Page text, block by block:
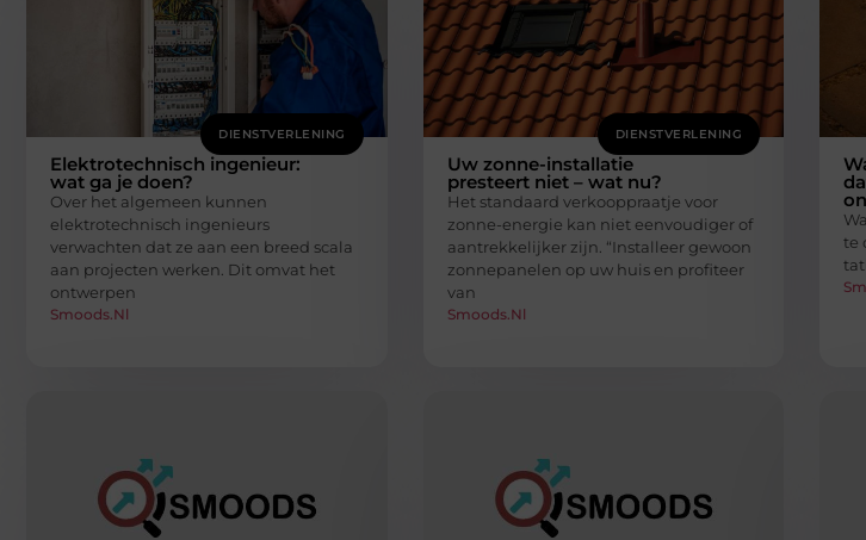
DIENSTVERLENING
Elektrotechnisch ingenieur:
wat ga je doen?
Over het algemeen kunnen
elektrotechnisch ingenieurs
verwachten dat ze aan een breed scala
aan projecten werken. Dit omvat het
ontwerpen
Smoods.nl
DIENSTVERLENING
Uw zonne-installatie
presteert niet – wat nu?
Het standaard verkooppraatje voor
zonne-energie kan niet eenvoudiger of
aantrekkelijker zijn. “Installeer gewoon
zonnepanelen op uw huis en profiteer
van
Smoods.nl
te